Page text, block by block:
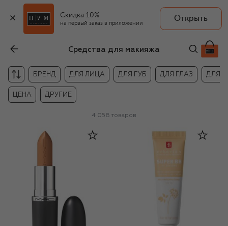
Скидка 10%
на первый заказ в приложении
Открыть
Средства для макияжа
БРЕНД ДЛЯ ЛИЦА ДЛЯ ГУБ ДЛЯ ГЛАЗ ДЛЯ
ЦЕНА ДРУГИЕ
4 058 товаров